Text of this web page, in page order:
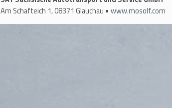
Am Schafteich 1, 08371 Glauchau • www.mosolf.com